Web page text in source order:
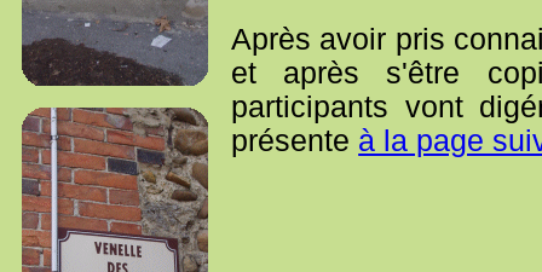
Après avoir pris
et après s'être
participants vont
présente à la page